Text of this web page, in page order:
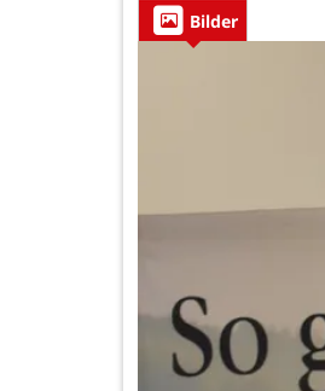
Bilder